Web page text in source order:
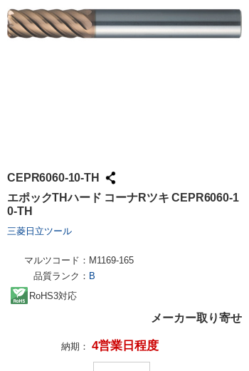
CEPR6060-10-TH
エポックTHハード コーナRツキ CEPR6060-1
0-TH
三菱日立ツール
マルツコード： M1169-165
品質ランク： B
RoHS3対応
メーカー取り寄せ
納期： 4営業日程度